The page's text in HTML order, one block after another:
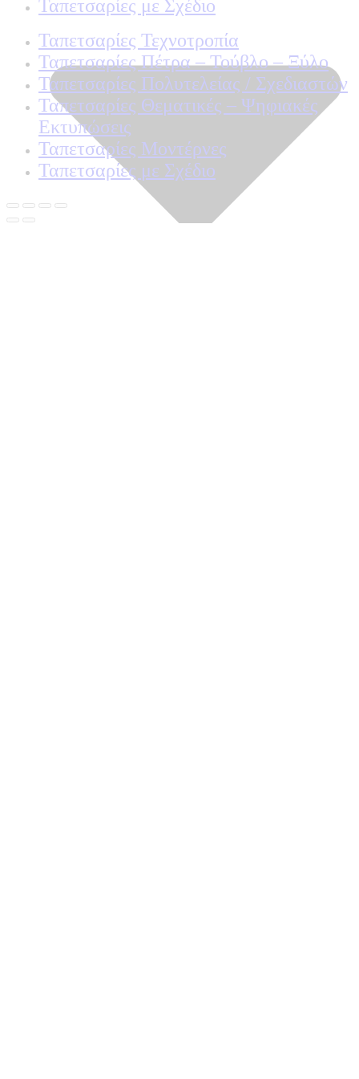
Ταπετσαρίες με Σχέδιο
Ταπετσαρίες Τεχνοτροπία
Ταπετσαρίες Πέτρα – Τούβλο – Ξύλο
Ταπετσαρίες Πολυτελείας / Σχεδιαστών
Ταπετσαρίες Θεματικές – Ψηφιακές
Εκτυπώσεις
Ταπετσαρίες Μοντέρνες
Ταπετσαρίες με Σχέδιο